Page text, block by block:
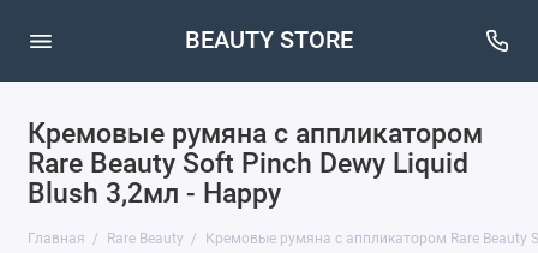
BEAUTY STORE
Кремовые румяна с аппликатором
Rare Beauty Soft Pinch Dewy Liquid
Blush 3,2мл - Happy
Главная Rare Beauty Кремовые румяна с аппликатором Rare Beauty